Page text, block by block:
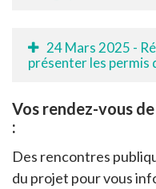
24 Mars 2025 -
présenter les permis
Vos rendez-vous
:
Des rencontres
du projet pour vous